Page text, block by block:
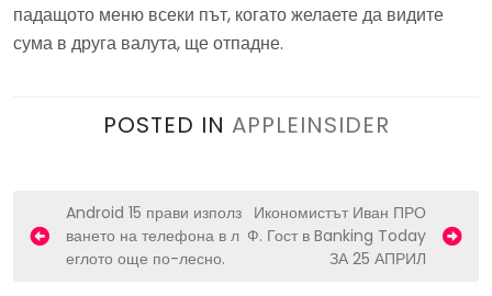
падащото меню всеки път, когато желаете да видите
сума в друга валута, ще отпадне.
POSTED IN APPLEINSIDER
o
Android 15 прави използ
ването на телефона в л
еглото още по-лесно.
Икономистът Иван ПРО
Ф. Гост в Banking Today
ЗА 25 АПРИЛ